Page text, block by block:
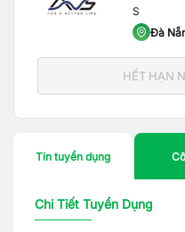
S
Đà
HẾT HẠN
Tin tuyển dụng
Chi Tiết Tuyển Dụng